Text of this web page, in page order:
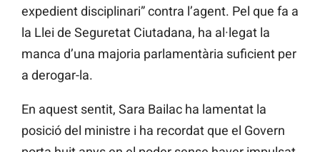
expedient disciplinari” contra l’agent. Pel que fa a
la Llei de Seguretat Ciutadana, ha al·legat la
manca d’una majoria parlamentària suficient per
a derogar-la.
En aquest sentit, Sara Bailac ha lamentat la
posició del ministre i ha recordat que el Govern